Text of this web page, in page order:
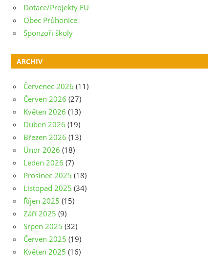
Dotace/Projekty EU
Obec Průhonice
Sponzoři školy
ARCHIV
Červenec 2026 (11)
Červen 2026 (27)
Květen 2026 (13)
Duben 2026 (19)
Březen 2026 (13)
Únor 2026 (18)
Leden 2026 (7)
Prosinec 2025 (18)
Listopad 2025 (34)
Říjen 2025 (15)
Září 2025 (9)
Srpen 2025 (32)
Červen 2025 (19)
Květen 2025 (16)